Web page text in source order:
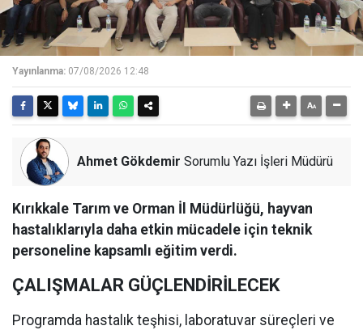
Yayınlanma: 07/08/2026 12:48
Ahmet Gökdemir Sorumlu Yazı İşleri Müdürü
Kırıkkale Tarım ve Orman İl Müdürlüğü, hayvan
hastalıklarıyla daha etkin mücadele için teknik
personeline kapsamlı eğitim verdi.
ÇALIŞMALAR GÜÇLENDİRİLECEK
Programda hastalık teşhisi, laboratuvar süreçleri ve